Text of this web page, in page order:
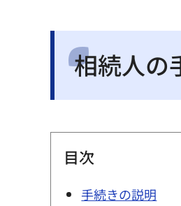
相続人の
目次
手続きの説明